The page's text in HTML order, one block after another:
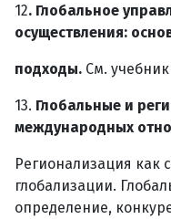
12. Глобальное
осуществления:
подходы. См.
13. Глобальные и
международных
Регионализация как
глобализации.
определение,